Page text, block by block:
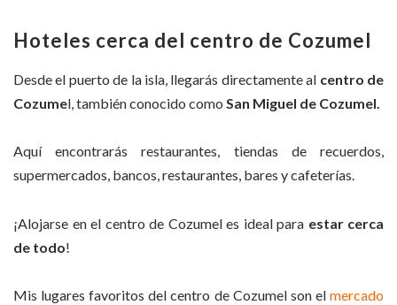
Hoteles cerca del centro de Cozumel
Desde el puerto de la isla, llegarás directamente al centro de
Cozumel, también conocido como San Miguel de Cozumel.
Aquí encontrarás restaurantes, tiendas de recuerdos,
supermercados, bancos, restaurantes, bares y cafeterías.
¡Alojarse en el centro de Cozumel es ideal para estar cerca
de todo!
Mis lugares favoritos del centro de Cozumel son el mercado